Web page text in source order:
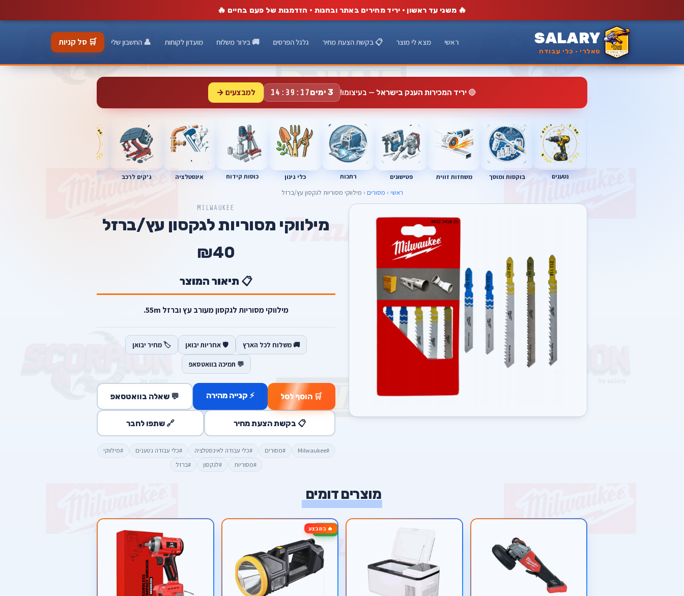
🔥 משני עד ראשון · יריד מחירים באתר ובחנות · הזדמנות של פעם בחיים 🔥
SALARY
סאלרי · כלי עבודה
ראשי מצא לי מוצר 📋 בקשת הצעת מחיר גלגל הפרסים 🚚 בירור משלוח מועדון לקוחות 👤 החשבון שלי 🛒 סל קניות
🔴יריד המכירות הענק בישראל — בעיצומו! 3 ימים 14:39:16 למבצעים →
נטענים בוקסות ומוסך משחזות זווית פטישונים רתכות כלי גינון כוסות קידוח אינסטלציה ג'קים לרכב
ראשי › מסורים › מילווקי מסוריות לגקסון עץ/ברזל
MILWAUKEE
מילווקי מסוריות לגקסון עץ/ברזל
₪40
📋 תיאור המוצר
מילווקי מסוריות לגקסון מעורב עץ וברזל 55m.
🚚 משלוח לכל הארץ 🛡️ אחריות יבואן 🏷️ מחיר יבואן
💬 תמיכה בוואטסאפ
🛒 הוסף לסל ⚡ קנייה מהירה 💬 שאלה בוואטסאפ
📋 בקשת הצעת מחיר 🔗 שתפו לחבר
#Milwaukee #מסורים #כלי עבודה לאינסטלציה #כלי עבודה נטענים
#מילווקי
#מסוריות
#לגקסון #ברזל
מוצרים דומים
🔥 במבצע-50%